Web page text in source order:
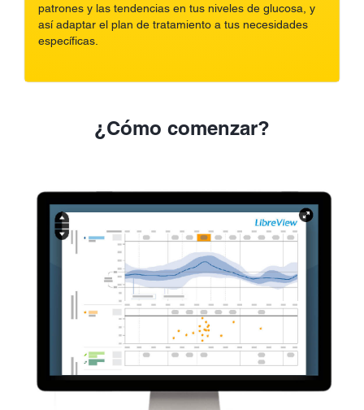
patrones y las tendencias en tus niveles de glucosa, y
así adaptar el plan de tratamiento a tus necesidades
específicas.
¿Cómo comenzar?